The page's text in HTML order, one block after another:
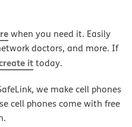
when you need it. Easily
doctors, and more. If
ittoday.
we make cell phones
cell phones come with free